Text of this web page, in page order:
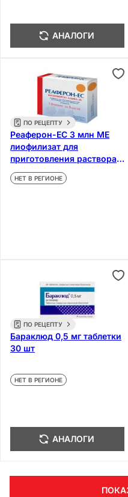
АНАЛОГИ
ПО РЕЦЕПТУ
Реаферон-ЕС 3 млн МЕ
лиофилизат для
приготовления раствора
для инъекций и местно 5
шт
НЕТ В РЕГИОНЕ
ПО РЕЦЕПТУ
Бараклюд 0,5 мг таблетки
30 шт
НЕТ В РЕГИОНЕ
АНАЛОГИ